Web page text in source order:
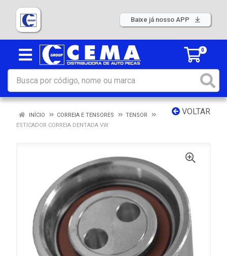
Baixe já nosso APP
0
VOLTAR
INÍCIO CORREIA E TENSORES
TENSOR
ESTICADOR CORREIA DENTADA VW